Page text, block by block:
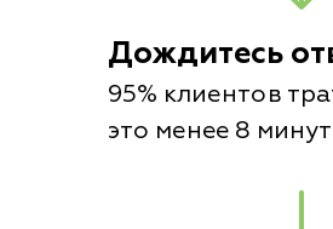
Дождитесь
95% клиентов
это менее 8 минут